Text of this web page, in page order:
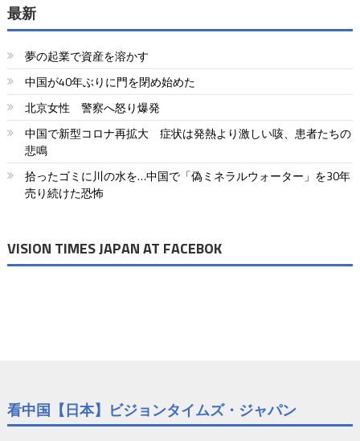
ナ
ビ
ゲ
ー
シ
ョ
ン
最新
夢の起業で資産を溶かす
中国が40年ぶりに門を閉め始めた
北京女性 警察へ怒り爆発
中国で新型コロナ再拡大 症状は発熱より激しい咳、患者たちの
悲鳴
拾ったゴミに川の水を…中国で「偽ミネラルウォーター」を30年
売り続けた恐怖
VISION TIMES JAPAN AT FACEBOK
看中国【日本】ビジョンタイムズ・ジャパン